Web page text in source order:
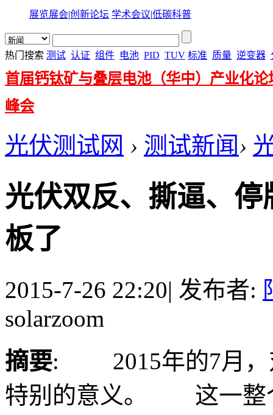
展览展会|创新论坛 学术会议|低碳科普
热门搜索 测试 认证 组件 电池 PID TUV 标准 质量 逆变器
首届钙钛矿与叠层电池（华中）产业化论
峰会
光伏测试网 › 测试新闻›
光伏双反、撕逼、
板了
2015-7-26 22:20| 发布者:
solarzoom
摘要: 2015年的7月，
特别的意义。 这一整